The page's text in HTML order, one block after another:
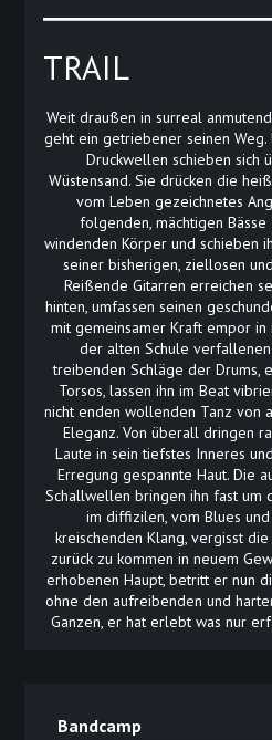
TRAIL
Weit draußen in surreal
geht ein getriebener seinen
Druckwellen schieben sich
Wüstensand. Sie drücken die
vom Leben gezeichnetes
folgenden, mächtigen
windenden Körper und schieben
seiner bisherigen, ziellosen
Reißende Gitarren erreichen
hinten, umfassen seinen
mit gemeinsamer Kraft empor in
der alten Schule
treibenden Schläge der Drums,
Torsos, lassen ihn im Beat
nicht enden wollenden Tanz von
Eleganz. Von überall dringen
Laute in sein tiefstes Inneres
Erregung gespannte Haut. Die
Schallwellen bringen ihn fast um
im diffizilen, vom Blues
kreischenden Klang, vergisst
zurück zu kommen in neuem
erhobenen Haupt, betritt er nun
ohne den aufreibenden und
Ganzen, er hat erlebt was nur
Bandcamp